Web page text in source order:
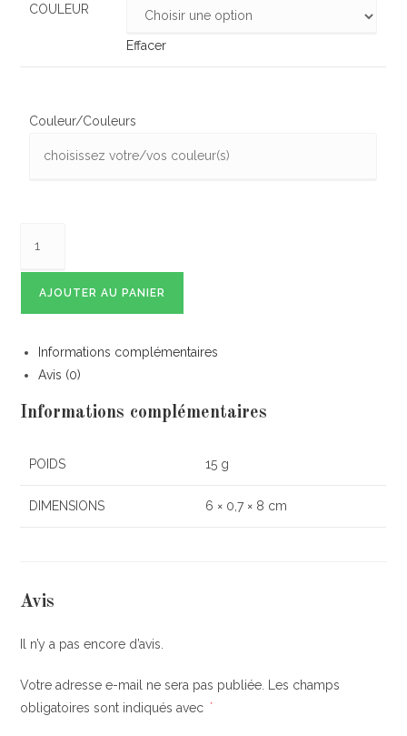
COULEUR
Effacer
Couleur/Couleurs
AJOUTER AU PANIER
Informations complémentaires
Avis (0)
Informations complémentaires
POIDS 15 g
DIMENSIONS 6 × 0,7 × 8 cm
Avis
Il n’y a pas encore d’avis.
Votre adresse e-mail ne sera pas publiée.
Les champs
obligatoires sont indiqués avec
*